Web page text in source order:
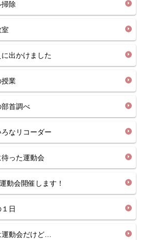
除
出かけました
業
首調べ
なリコーダー
った運動会
動会開催します！
日
動会だけど…